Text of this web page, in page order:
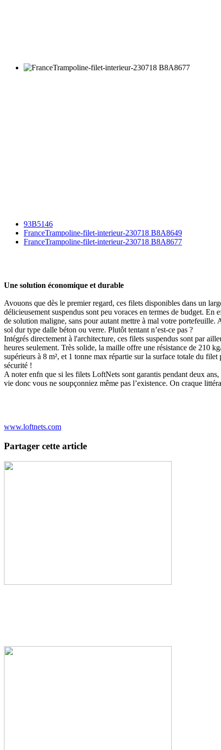
93B5146
FranceTrampoline-filet-interieur-230718 B8A8649
FranceTrampoline-filet-interieur-230718 B8A8677
Une solution économique et durable
Avouons que dès le premier regard, ces filets disponibles dans un
délicieusement suspendus sont peu voraces en termes de budget.
de solution maligne, sans pour autant mettre à mal votre
sol dur type dalle béton ou verre. Plutôt tentant n’est-ce pas ?
Intégrés directement à l'architecture, ces filets suspendus sont par
heures seulement. Très solide, la maille offre une résistance de 210
supérieurs à 8 m², et 1 tonne max répartie sur la surface totale du
sécurité !
A noter enfn que si les filets LoftNets sont garantis pendant deux
vie donc vous ne soupçonniez même pas l’existence. On craque
www.loftnets.com
Partager cette article